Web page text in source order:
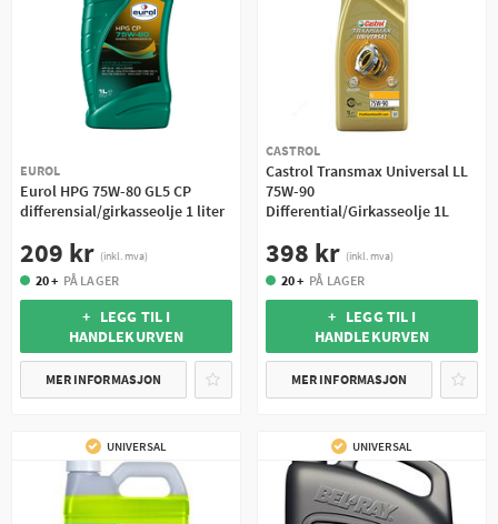
EUROL
Eurol HPG 75W-80 GL5 CP
differensial/girkasseolje 1 liter
209 kr (inkl. mva)
20 + PÅ LAGER
+ LEGG TIL I
HANDLEKURVEN
MER INFORMASJON
CASTROL
Castrol Transmax Universal LL
75W-90
Differential/Girkasseolje 1L
398 kr (inkl. mva)
20 + PÅ LAGER
+ LEGG TIL I
HANDLEKURVEN
MER INFORMASJON
UNIVERSAL UNIVERSAL